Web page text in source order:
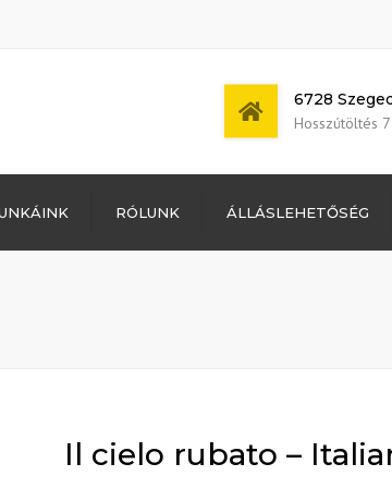
Bejegyzések
Mon - Sat:
6728
Hosszútöltés
RÓLUNK ÁLLÁSLEHETŐSÉG
Il cielo rubato –